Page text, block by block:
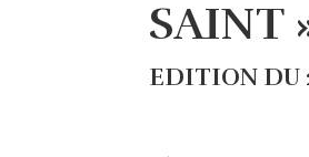
SAINT
EDITION DU